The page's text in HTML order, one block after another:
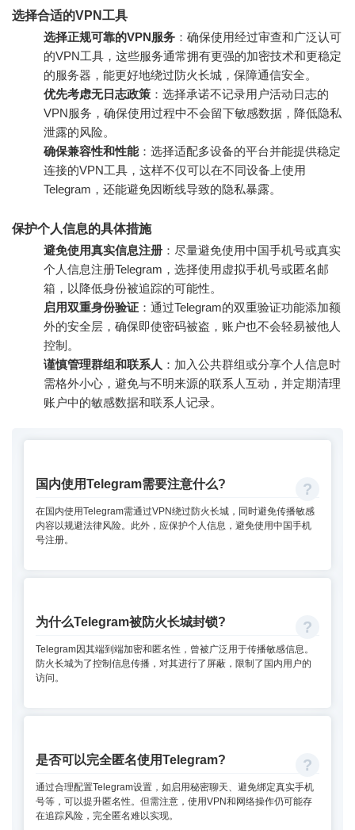
选择合适的VPN工具
选择正规可靠的VPN服务 ：确保使用经过审查和广泛认可
的VPN工具，这些服务通常拥有更强的加密技术和更稳定
的服务器，能更好地绕过防火长城，保障通信安全。
优先考虑无日志政策 ：选择承诺不记录用户活动日志的
VPN服务，确保使用过程中不会留下敏感数据，降低隐私
泄露的风险。
确保兼容性和性能：选择适配多设备的平台并能提供稳定
连接的VPN工具，这样不仅可以在不同设备上使用
Telegram，还能避免因断线导致的隐私暴露。
保护个人信息的具体措施
避免使用真实信息注册 ：尽量避免使用中国手机号或真实
个人信息注册Telegram，选择使用虚拟手机号或匿名邮
箱，以降低身份被追踪的可能性。
启用双重身份验证 ：通过Telegram的双重验证功能添加额
外的安全层，确保即使密码被盗，账户也不会轻易被他人
控制。
谨慎管理群组和联系人 ：加入公共群组或分享个人信息时
需格外小心，避免与不明来源的联系人互动，并定期清理
账户中的敏感数据和联系人记录。
国内使用Telegram需要注意什么?
在国内使用Telegram需通过VPN绕过防火长城，同时避免传播敏感
内容以规避法律风险。此外，应保护个人信息，避免使用中国手机
号注册。
为什么Telegram被防火长城封锁?
Telegram因其端到端加密和匿名性，曾被广泛用于传播敏感信息。
防火长城为了控制信息传播，对其进行了屏蔽，限制了国内用户的
访问。
是否可以完全匿名使用Telegram?
通过合理配置Telegram设置，如启用秘密聊天、避免绑定真实手机
号等，可以提升匿名性。但需注意，使用VPN和网络操作仍可能存
在追踪风险，完全匿名难以实现。